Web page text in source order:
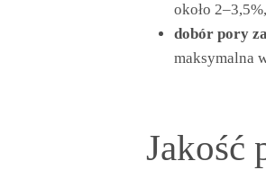
około
dobór pory
maksymalna
Jakość